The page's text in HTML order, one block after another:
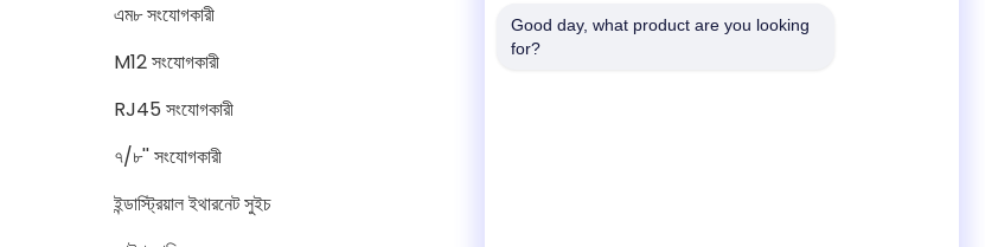
এম৮ সংযোগকারী
M12 সংযোগকারী
RJ45 সংযোগকারী
৭/৮'' সংযোগকারী
ইন্ডাস্ট্রিয়াল ইথারনেট সুইচ
টেল
Good day, what product are you looking
for?